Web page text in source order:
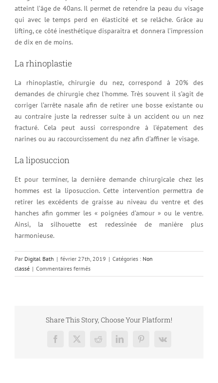
atteint l’âge de 40ans. Il permet de retendre la peau du visage
qui avec le temps perd en élasticité et se relâche. Grâce au
lifting, ce côté inesthétique disparaitra et donnera l’impression
de dix en de moins.
La rhinoplastie
La rhinoplastie, chirurgie du nez, correspond à 20% des
demandes de chirurgie chez l’homme. Très souvent il s’agit de
corriger l’arrête nasale afin de retirer une bosse existante ou
au contraire juste la redresser suite à un accident ou un nez
fracturé. Cela peut aussi correspondre à l’épatement des
narines ou au raccourcissement du nez afin d’affiner le visage.
La liposuccion
Et pour terminer, la dernière demande chirurgicale chez les
hommes est la liposuccion. Cette intervention permettra de
retirer les excédents de graisse au niveau du ventre et des
hanches afin gommer les « poignées d’amour » ou le ventre.
Ainsi, la silhouette est redessinée de manière plus
harmonieuse.
Par Digital Bath | février 27th, 2019 | Catégories : Non
classé | Commentaires ferméssur
Les
Share This Story, Choose Your Platform!
Facebook
X RedditLinkedInPinterest
Vk